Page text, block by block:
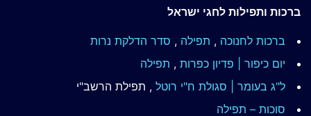
ברכות ותפילות לחגי ישראל
ברכות לחנוכה , תפילה , סדר הדלקת נרות
יום כיפור | פדיון כפרות , תפילה
ל"ג בעומר | סגולת ח"י רוטל , תפילת הרשב"י
סוכות – תפילה